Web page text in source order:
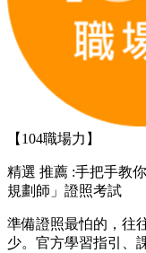
【104職場力】
精選 推薦 :手把手教
規劃師」證照考試
準備證照最怕的，往
少。官方學習指引、